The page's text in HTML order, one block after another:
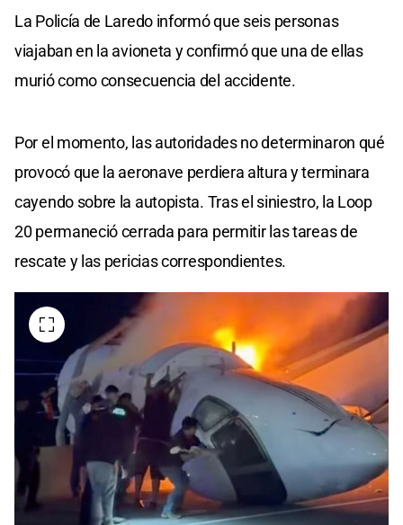
La Policía de Laredo informó que seis personas
viajaban en la avioneta y confirmó que una de ellas
murió como consecuencia del accidente.
Por el momento, las autoridades no determinaron qué
provocó que la aeronave perdiera altura y terminara
cayendo sobre la autopista. Tras el siniestro, la Loop
20 permaneció cerrada para permitir las tareas de
rescate y las pericias correspondientes.